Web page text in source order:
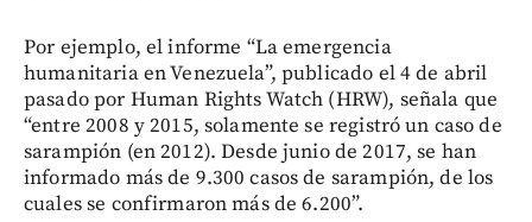
Por ejemplo, el informe “La emergencia
humanitaria en Venezuela”, publicado el 4 de abril
pasado por Human Rights Watch (HRW), señala que
“entre 2008 y 2015, solamente se registró un caso de
sarampión (en 2012). Desde junio de 2017, se han
informado más de 9.300 casos de sarampión, de los
cuales se confirmaron más de 6.200”.